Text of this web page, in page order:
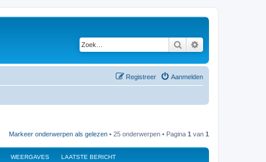
Zoek
Aanmelden
Registreer
Markeer onderwerpen als gelezen • 25 onderwerpen • Pagina 1 van 1
WEERGAVES LAATSTE BERICHT